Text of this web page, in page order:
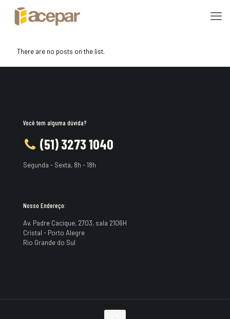
There are no posts on the list.
Você tem alguma dúvida?
(51) 3273 1040
Segunda - Sexta, 8h - 18h
Nosso Endereço:
Av. Padre Cacique, 2703, sala 2106H
Cristal - Porto Alegre
Rio Grande do Sul